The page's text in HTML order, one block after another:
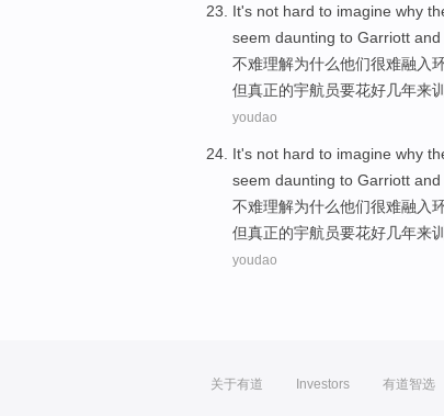
It's not hard to imagine why
seem daunting to Garriott and
不难理解为什么他们很难融入
但真正的宇航员要花好几年来
youdao
It's not hard to imagine why
seem daunting to Garriott and
不难理解为什么他们很难融入
但真正的宇航员要花好几年来
youdao
关于有道 Investors 有道智选